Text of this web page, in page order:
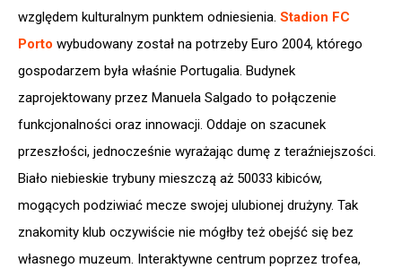
względem kulturalnym punktem odniesienia. Stadion FC
Porto wybudowany został na potrzeby Euro 2004, którego
gospodarzem była właśnie Portugalia. Budynek
zaprojektowany przez Manuela Salgado to połączenie
funkcjonalności oraz innowacji. Oddaje on szacunek
przeszłości, jednocześnie wyrażając dumę z teraźniejszości.
Biało niebieskie trybuny mieszczą aż 50033 kibiców,
mogących podziwiać mecze swojej ulubionej drużyny. Tak
znakomity klub oczywiście nie mógłby też obejść się bez
własnego muzeum. Interaktywne centrum poprzez trofea,